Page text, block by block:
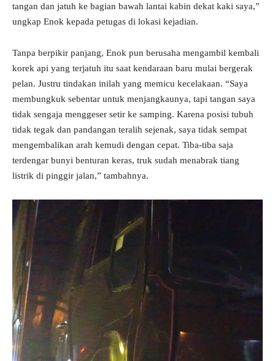
tangan dan jatuh ke bagian bawah lantai kabin dekat kaki saya,”
ungkap Enok kepada petugas di lokasi kejadian.
Tanpa berpikir panjang, Enok pun berusaha mengambil kembali
korek api yang terjatuh itu saat kendaraan baru mulai bergerak
pelan. Justru tindakan inilah yang memicu kecelakaan. “Saya
membungkuk sebentar untuk menjangkaunya, tapi tangan saya
tidak sengaja menggeser setir ke samping. Karena posisi tubuh
tidak tegak dan pandangan teralih sejenak, saya tidak sempat
mengembalikan arah kemudi dengan cepat. Tiba-tiba saja
terdengar bunyi benturan keras, truk sudah menabrak tiang
listrik di pinggir jalan,” tambahnya.